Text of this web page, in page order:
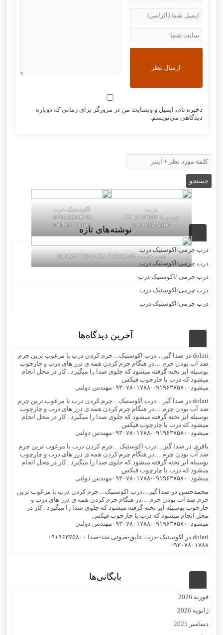
ذخیره نام، ایمیل و وبسایت من در مرورگر برای زمانی که دوباره
دیدگاهی می‌نویسم.
درب
چرمی02155969245-
09196375800
اکوستیک درب
02155969245-
09196375800
درب چرمی02155969245-09196375800
نوشته‌های تازه
درب چرمی/اکوستیک درب
درب چرمی/اکوستیک درب
درب چرمی /اکوستیک درب
درب چرمی/اکوستیک درب
درب چرمی/اکوستیک درب
آخرین دیدگاه‌ها
dolati در صدا گیر…درب اکوستیک…چرم کردن درب با مرغوب ترین چرم
ضد آب بودن چرم …در هنگام چرم کردن همه ی درز های درب و چارچوب
بوسیله ابر تخته گرفته میشود که جلوی صدا را میگیرد . کار در محل انجام
میشود که درب با چارچوب فیکس
میشود۰۹۱۹۶۳۷۵۸۰۰-۰۹۳۰۷۸۰۱۷۸۸مهندس دولتی
dolati در صدا گیر…درب اکوستیک…چرم کردن درب با مرغوب ترین چرم
ضد آب بودن چرم …در هنگام چرم کردن همه ی درز های درب و چارچوب
بوسیله ابر تخته گرفته میشود که جلوی صدا را میگیرد . کار در محل انجام
میشود که درب با چارچوب فیکس
میشود۰۹۱۹۶۳۷۵۸۰۰-۰۹۳۰۷۸۰۱۷۸۸مهندس دولتی
باقری در صدا گیر…درب اکوستیک…چرم کردن درب با مرغوب ترین چرم
ضد آب بودن چرم …در هنگام چرم کردن همه ی درز های درب و چارچوب
بوسیله ابر تخته گرفته میشود که جلوی صدا را میگیرد . کار در محل انجام
میشود که درب با چارچوب فیکس
میشود۰۹۱۹۶۳۷۵۸۰۰-۰۹۳۰۷۸۰۱۷۸۸مهندس دولتی
محمدحسن در صدا گیر…درب اکوستیک…چرم کردن درب با مرغوب ترین
چرم ضد آب بودن چرم …در هنگام چرم کردن همه ی درز های درب و
چارچوب بوسیله ابر تخته گرفته میشود که جلوی صدا را میگیرد . کار در
محل انجام میشود که درب با چارچوب فیکس
میشود۰۹۱۹۶۳۷۵۸۰۰-۰۹۳۰۷۸۰۱۷۸۸مهندس دولتی
dolati در
اکوستیک -درب عایق-صوتی ضد-صدا ۰۹۱۹۶۳۷۵۸۰۰
۰۹۳۰۷۸۰۱۷۸۸
بایگانی‌ها
فوریه 2026
ژانویه 2026
دسامبر 2025